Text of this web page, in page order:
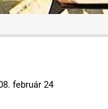
február 24